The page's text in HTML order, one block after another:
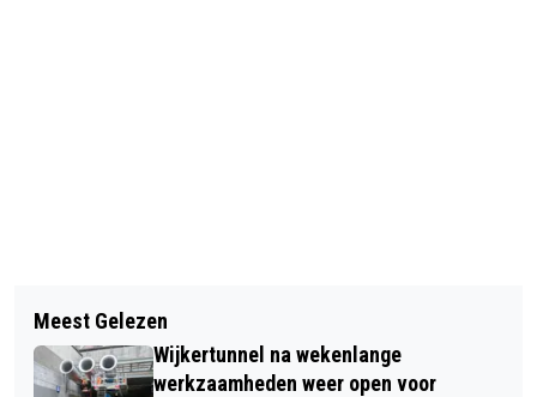
SPECTACULAIRE BEACH HANDBALL
BIJ DSS HEEMSKERK, EEN TERUGBLIK
VITALITEIT IN DE BUURT MET
STUDENTEN NOVA COLLEGE CIOS
Meest Gelezen
Wijkertunnel na wekenlange
werkzaamheden weer open voor